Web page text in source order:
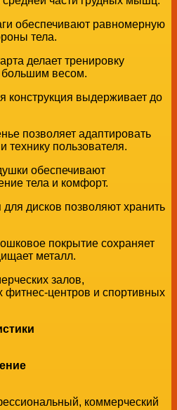
обеспечивают равномерную
тела.
делает тренировку
большим весом.
конструкция выдерживает до
позволяет адаптировать
технику пользователя.
обеспечивают
тела и комфорт.
дисков позволяют хранить
покрытие сохраняет
металл.
залов,
центров и спортивных
коммерческий